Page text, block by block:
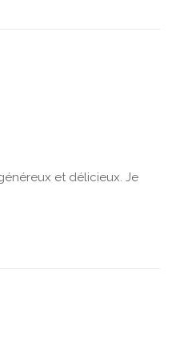
et délicieux. Je